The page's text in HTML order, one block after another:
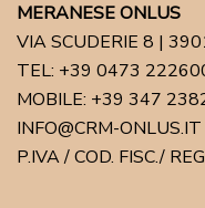
MERANESE ONLUS
VIA SCUDERIE 8 |
TEL: +39 0473
MOBILE: +39 347
INFO@CRM-ONLUS.IT
P.IVA / COD. FISC./